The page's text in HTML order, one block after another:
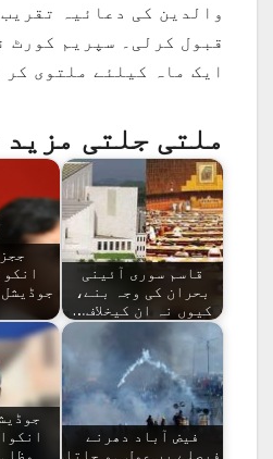
والدین کی دعائیہ
قبول کرلی۔ سپریم کورٹ
ایک ماہ کیلئے ملتوی کر
ملتی جلتی
قاسم سوری آئینی
بحران کی وجہ بنے،
کیوں نہ ان کیخلاف…
فیض آباد دھرنے
فیصلے پر عمل ہو جاتا